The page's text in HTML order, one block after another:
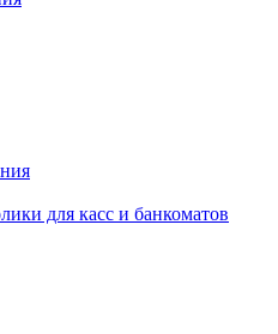
для касс и банкоматов